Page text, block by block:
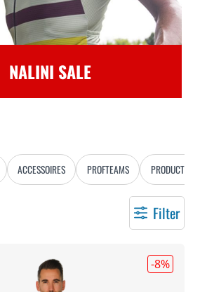
NALINI SALE
ACCESSOIRES PROFTEAMS PRODUCTLIJNEN
Filter
-8%